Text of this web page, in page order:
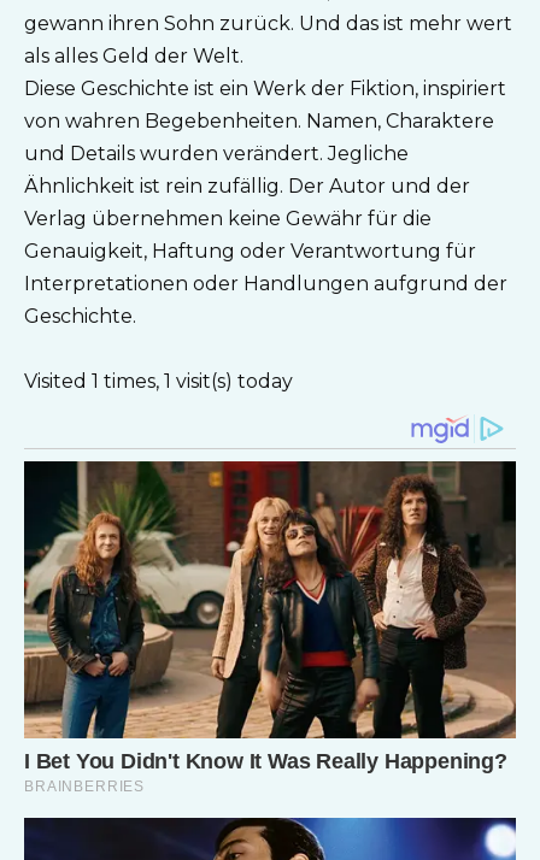
gewann ihren Sohn zurück. Und das ist mehr wert
als alles Geld der Welt.
Diese Geschichte ist ein Werk der Fiktion, inspiriert
von wahren Begebenheiten. Namen, Charaktere
und Details wurden verändert. Jegliche
Ähnlichkeit ist rein zufällig. Der Autor und der
Verlag übernehmen keine Gewähr für die
Genauigkeit, Haftung oder Verantwortung für
Interpretationen oder Handlungen aufgrund der
Geschichte.
Visited 1 times, 1 visit(s) today